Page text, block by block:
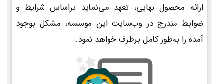
ارائه محصول نهایی، تعهد می‌نماید براساس شرایط و
ضوابط مندرج در وب‌سایت این موسسه، مشکل بوجود
آمده را به‌طور کامل برطرف خواهد نمود.